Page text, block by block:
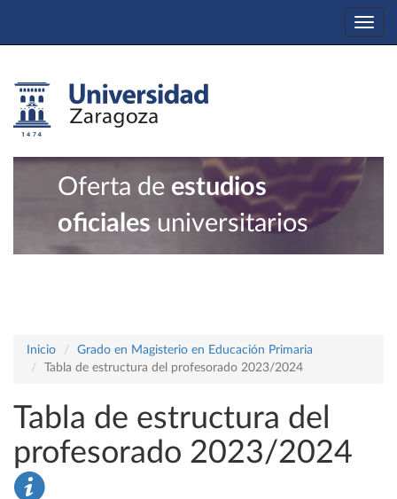
Oferta de estudios
oficiales universitarios
Inicio
Grado en Magisterio en Educación Primaria
Tabla de estructura del profesorado 2023/2024
Tabla de estructura del
profesorado 2023/2024